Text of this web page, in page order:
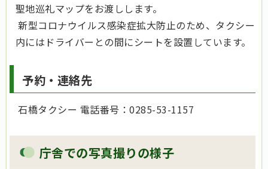
聖地巡礼マップをお渡しします。
新型コロナウイルス感染症拡大防止のため、タクシー
内にはドライバーとの間にシートを設置しています。
予約・連絡先
石橋タクシー 電話番号：0285-53-1157
庁舎での写真撮りの様子